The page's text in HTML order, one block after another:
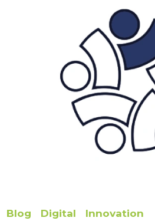
Blog Digital Innovation